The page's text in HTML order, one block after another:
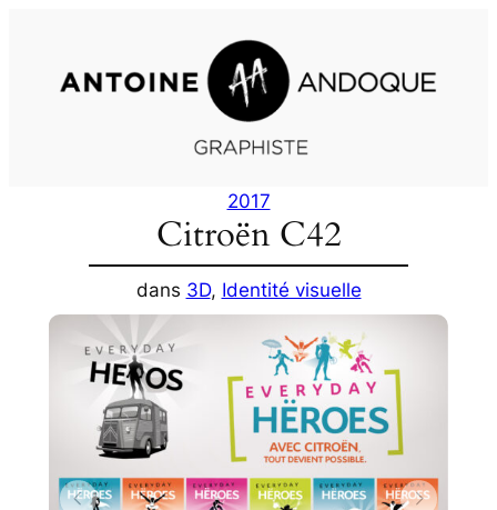
contenu
2017
Citroën C42
dans 3D, Identité visuelle